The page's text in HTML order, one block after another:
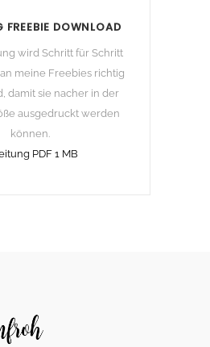
FREEBIE DOWNLOAD
wird Schritt für Schritt
meine Freebies richtig
damit sie nacher in der
ausgedruckt werden
können.
PDF 1 MB